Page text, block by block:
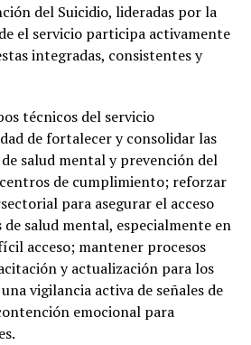
del Suicidio, lideradas por la
el servicio participa activamente
integradas, consistentes y
técnicos del servicio
de fortalecer y consolidar las
salud mental y prevención del
de cumplimiento; reforzar
para asegurar el acceso
salud mental, especialmente en
acceso; mantener procesos
y actualización para los
vigilancia activa de señales de
emocional para